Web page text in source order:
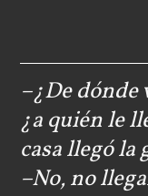
–¿De dónde
¿a quién le
casa llegó
–No, no